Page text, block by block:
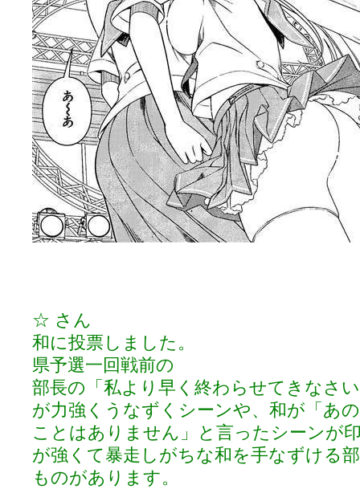
☆ さん
和に投票しました。
県予選一回戦前の
部長の「私より早く終わらせてきなさ
が力強くうなずくシーンや、和が「あ
ことはありません」と言ったシーンが
が強くて暴走しがちな和を手なずける
ものがあります。